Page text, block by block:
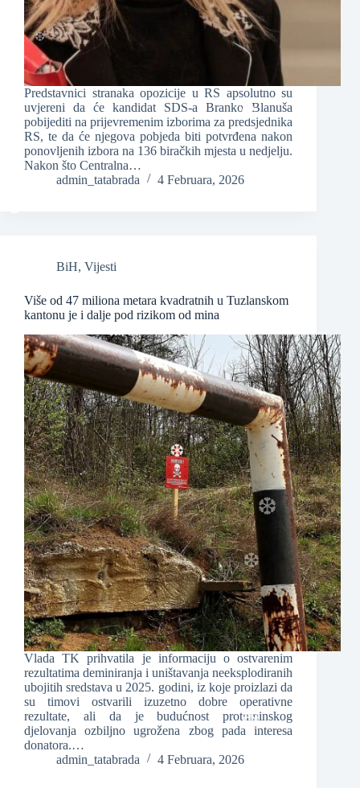
Predstavnici stranaka opozicije u RS apsolutno su
uvjereni da će kandidat SDS-a Branko Blanuša
pobijediti na prijevremenim izborima za predsjednika
RS, te da će njegova pobjeda biti potvrđena nakon
ponovljenih izbora na 136 biračkih mjesta u nedjelju.
Nakon što Centralna…
admin_tatabrada
4 Februara, 2026
BiH, Vijesti
Više od 47 miliona metara kvadratnih u Tuzlanskom
kantonu je i dalje pod rizikom od mina
Vlada TK prihvatila je informaciju o ostvarenim
rezultatima deminiranja i uništavanja neeksplodiranih
ubojitih sredstava u 2025. godini, iz koje proizlazi da
su timovi ostvarili izuzetno dobre operativne
rezultate, ali da je budućnost protuminskog
djelovanja ozbiljno ugrožena zbog pada interesa
donatora.…
admin_tatabrada
4 Februara, 2026
❆
❆
❆
❆
❆
❆
❆
❆